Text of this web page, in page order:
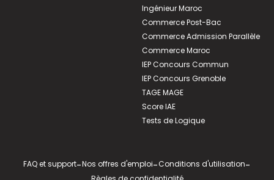
Ingénieur Maroc
Commerce Post-Bac
Commerce Admission Parallèle
Commerce Maroc
IEP Concours Commun
IEP Concours Grenoble
TAGE MAGE
Score IAE
Tests de Logique
FAQ et support-Nos offres d'emploi-Conditions d'utilisation-